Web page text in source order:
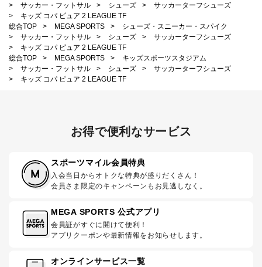
>
サッカー・フットサル > シューズ >
サッカーターフシューズ
>
キッズ コパ ピュア 2 LEAGUE TF
総合TOP
> MEGA SPORTS >
シューズ・スニーカー・スパイク
>
サッカー・フットサル > シューズ >
サッカーターフシューズ
>
キッズ コパ ピュア 2 LEAGUE TF
総合TOP
> MEGA SPORTS >
キッズスポーツスタジアム
>
サッカー・フットサル > シューズ >
サッカーターフシューズ
>
キッズ コパ ピュア 2 LEAGUE TF
お得で便利なサービス
スポーツマイル会員特典
入会当日からオトクな特典が盛りだくさん！
会員さま限定のキャンペーンもお見逃しなく。
MEGA SPORTS 公式アプリ
会員証がすぐに開けて便利！
アプリクーポンや最新情報をお知らせします。
オンラインサービス一覧